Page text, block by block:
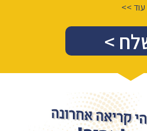
עוד >>